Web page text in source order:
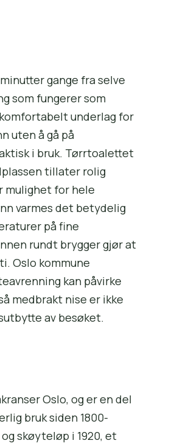
gange fra selve
som fungerer som
underlag for
uten å gå på
i bruk. Tørrtoalettet
tillater rolig
mulighet for hele
varmes det betydelig
på fine
rundt brygger gjør at
Oslo kommune
kan påvirke
medbrakt nise er ikke
av besøket.
Oslo, og er en del
bruk siden 1800-
skøyteløp i 1920, et